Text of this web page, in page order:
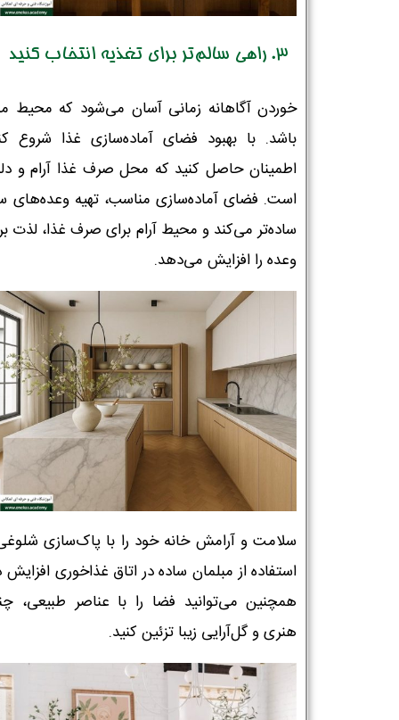
3. راهی سالم‌تر برای تغذیه انتخاب کنید
خوردن آگاهانه زمانی آسان می‌شود که محیط
باشد. با بهبود فضای آماده‌سازی غذا شروع
اطمینان حاصل کنید که محل صرف غذا آرام و
است. فضای آماده‌سازی مناسب، تهیه وعده‌های
ساده‌تر می‌کند و محیط آرام برای صرف غذا، لذت
وعده را افزایش می‌دهد.
سلامت و آرامش خانه خود را با پاک‌سازی
استفاده از مبلمان ساده در اتاق غذاخوری
همچنین می‌توانید فضا را با عناصر طبیعی،
هنری و گل‌آرایی زیبا تزئین کنید.